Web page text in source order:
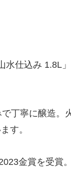
水仕込み 1.8L
丁寧に醸造。
す。
金賞を受賞。